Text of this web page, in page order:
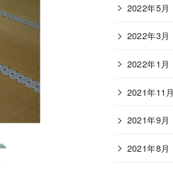
2022年5月
2022年3月
2022年1月
2021年11月
2021年9月
2021年8月